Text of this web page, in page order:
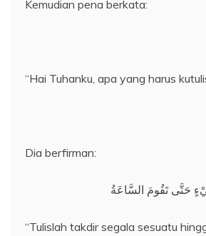
Kemudian pena berkata:
“Hai Tuhanku, apa yang harus
Dia berfirman:
حَتَّى تَقُومَ السَّاعَةُ
“Tulislah takdir segala sesuatu